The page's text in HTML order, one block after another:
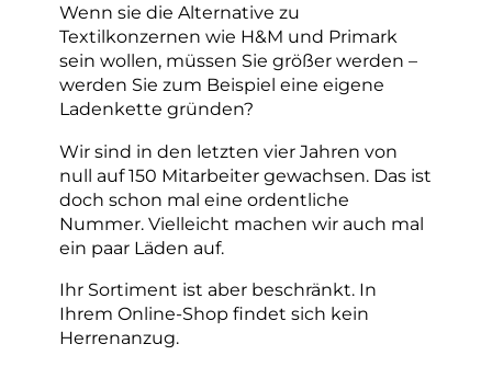
Wenn sie die Alternative zu
Textilkonzernen wie H&M und Primark
sein wollen, müssen Sie größer werden –
werden Sie zum Beispiel eine eigene
Ladenkette gründen?
Wir sind in den letzten vier Jahren von
null auf 150 Mitarbeiter gewachsen. Das ist
doch schon mal eine ordentliche
Nummer. Vielleicht machen wir auch mal
ein paar Läden auf.
Ihr Sortiment ist aber beschränkt. In
Ihrem Online-Shop findet sich kein
Herrenanzug.